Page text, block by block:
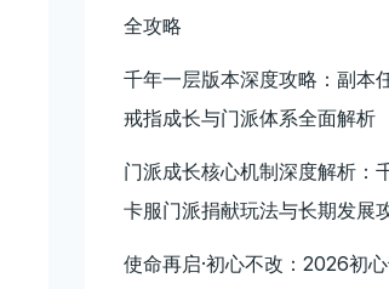
全攻略
千年一层版本深度攻略：副本
戒指成长与门派体系全面解析
门派成长核心机制深度解析：
卡服门派捐献玩法与长期发展
使命再启·初心不改：2026初